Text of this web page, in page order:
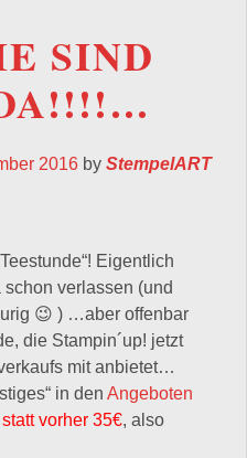
SIND
2016 by StempelART
Eigentlich
verlassen (und
😉 ) …aber offenbar
die Stampin´up! jetzt
mit anbietet…
in den Angeboten
vorher 35€, also